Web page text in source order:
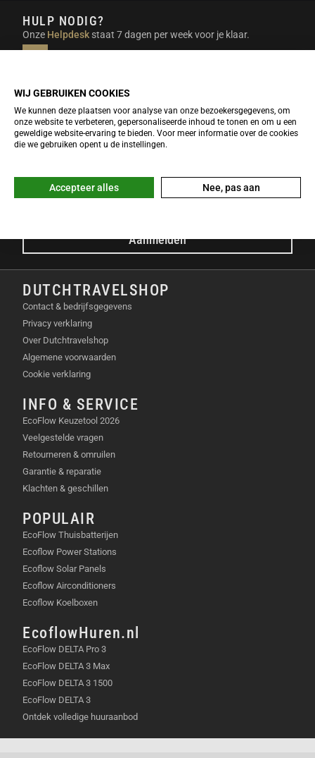
HULP NODIG?
Onze Helpdesk staat 7 dagen per week voor je klaar.
beantwoorden.
NIEUWSBRIEF
Meld je nu gratis aan voor de DTS-Nieuwsbrief en ontvang het
E-mailadres
Aanmelden
DUTCHTRAVELSHOP
Contact & bedrijfsgegevens
Privacy verklaring
Over Dutchtravelshop
Algemene voorwaarden
Cookie verklaring
INFO & SERVICE
EcoFlow Keuzetool 2026
Veelgestelde vragen
Retourneren & omruilen
Garantie & reparatie
Klachten & geschillen
POPULAIR
EcoFlow Thuisbatterijen
Ecoflow Power Stations
Ecoflow Solar Panels
Ecoflow Airconditioners
Ecoflow Koelboxen
EcoflowHuren.nl
EcoFlow DELTA Pro 3
EcoFlow DELTA 3 Max
EcoFlow DELTA 3 1500
EcoFlow DELTA 3
Ontdek volledige huuraanbod
WIJ GEBRUIKEN COOKIES
We kunnen deze plaatsen voor analyse van onze bezoekersgegevens, om
onze website te verbeteren, gepersonaliseerde inhoud te tonen en om u een
geweldige website-ervaring te bieden. Voor meer informatie over de cookies
die we gebruiken opent u de instellingen.
Accepteer alles Nee, pas aan